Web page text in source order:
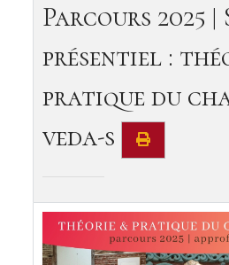
Parcours 2025 |
présentiel :
pratique du
veda-s